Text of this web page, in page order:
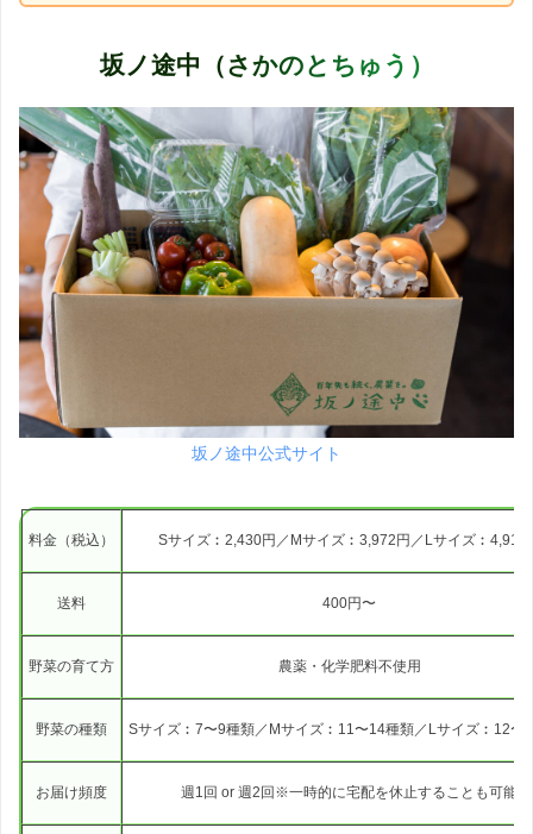
坂ノ途中（さかのとちゅう）
坂ノ途中公式サイト
料金（税込） Sサイズ︰2,430円／Mサイズ︰3,972円／Lサイズ︰4,914
送料 400円〜
野菜の育て方 農薬・化学肥料不使用
野菜の種類 Sサイズ︰7〜9種類／Mサイズ︰11〜14種類／Lサイズ︰12〜
お届け頻度 週1回 or 週2回※一時的に宅配を休止することも可能